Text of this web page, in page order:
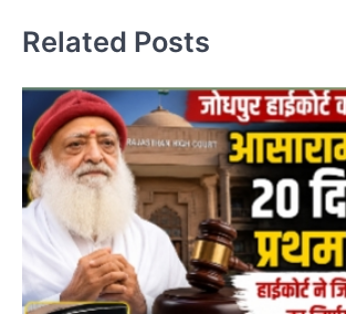
Related Posts